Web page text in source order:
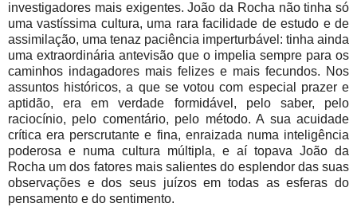
investigadores mais exigentes. João da Rocha não tinha só
uma vastíssima cultura, uma rara facilidade de estudo e de
assimilação, uma tenaz paciência imperturbável: tinha ainda
uma extraordinária antevisão que o impelia sempre para os
caminhos indagadores mais felizes e mais fecundos. Nos
assuntos históricos, a que se votou com especial prazer e
aptidão, era em verdade formidável, pelo saber, pelo
raciocínio, pelo comentário, pelo método. A sua acuidade
crítica era perscrutante e fina, enraizada numa inteligência
poderosa e numa cultura múltipla, e aí topava João da
Rocha um dos fatores mais salientes do esplendor das suas
observações e dos seus juízos em todas as esferas do
pensamento e do sentimento.